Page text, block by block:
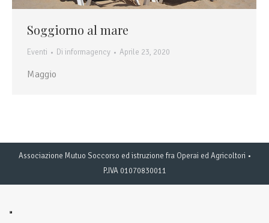
Soggiorno al mare
Eventi Di informagency Aprile 23, 2020
Maggio
Associazione Mutuo Soccorso ed istruzione fra Operai ed Agricoltori •
P.IVA 01070830011